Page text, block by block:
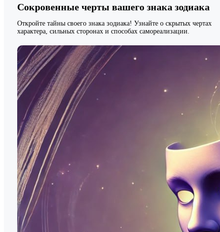
Сокровенные черты вашего знака зодиака
Откройте тайны своего знака зодиака! Узнайте о скрытых чертах
характера, сильных сторонах и способах самореализации.